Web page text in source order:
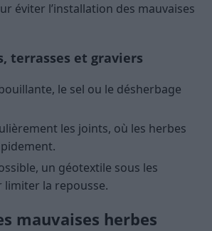
éviter l’installation des mauvaises
terrasses et graviers
le sel ou le désherbage
les joints, où les herbes
un géotextile sous les
limiter la repousse.
mauvaises herbes